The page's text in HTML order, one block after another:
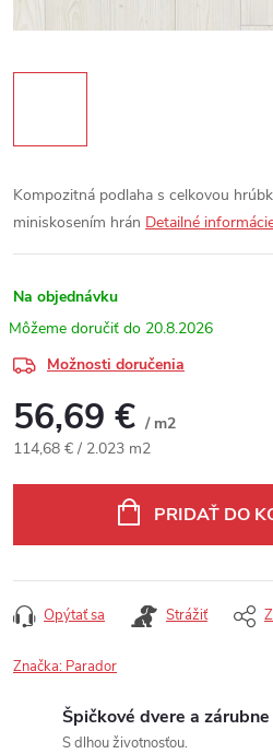
Kompozitná podlaha s celkovou
miniskosením hrán Detailné
Na objednávku
20.8.2026
Možnosti doručenia
56,69 € / m2
Jednotková cena:
114,68 € / 2.023 m2
PRIDAŤ DO
Opýtať sa Strážiť
Značka: Parador
Špičkové dvere a zárubne
S dlhou životnosťou.